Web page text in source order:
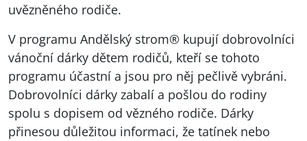
uvězněného rodiče.
V programu Andělský strom® kupují dobrovolníci
vánoční dárky dětem rodičů, kteří se tohoto
programu účastní a jsou pro něj pečlivě vybráni.
Dobrovolníci dárky zabalí a pošlou do rodiny
spolu s dopisem od vězného rodiče. Dárky
přinesou důležitou informaci, že tatínek nebo